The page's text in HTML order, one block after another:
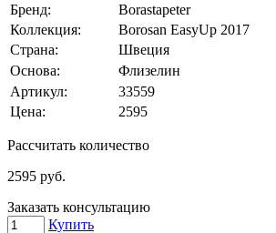
Бренд:
Borastapeter
Коллекция:
Borosan EasyUp 2017
Страна:
Швеция
Основа:
Флизелин
Артикул:
33559
Цена:
2595
Рассчитать количество
2595 руб.
Заказать консультацию
Купить